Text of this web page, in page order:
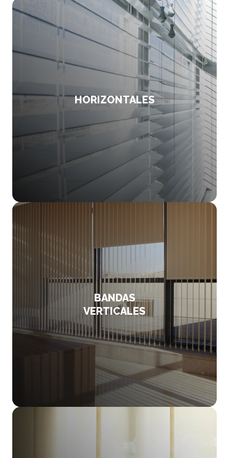
HORIZONTALES
BANDAS
VERTICALES